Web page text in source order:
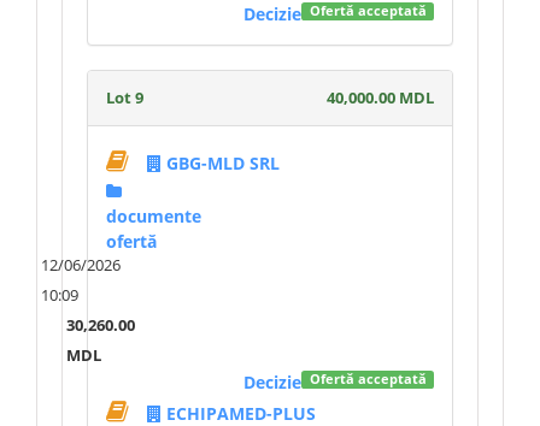
Ofertă acceptată
Decizie
Lot 9 40,000.00 MDL
GBG-MLD SRL
documente
ofertă
12/06/2026
10:09
30,260.00
MDL
Ofertă acceptată
Decizie
ECHIPAMED-PLUS